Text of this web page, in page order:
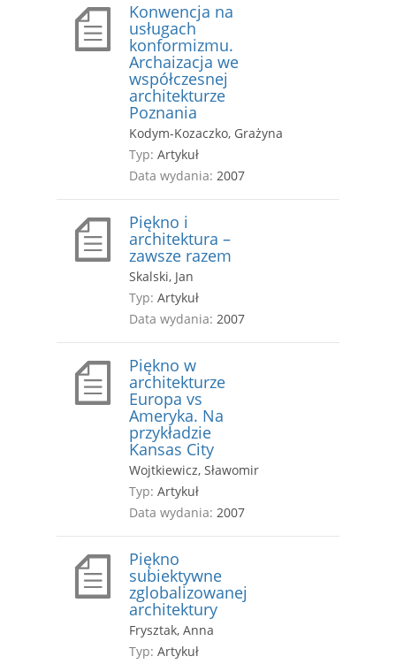
Konwencja na
usługach
konformizmu.
Archaizacja we
współczesnej
architekturze
Poznania
Kodym-Kozaczko, Grażyna
Typ: Artykuł
Data wydania: 2007
Piękno i
architektura –
zawsze razem
Skalski, Jan
Typ: Artykuł
Data wydania: 2007
Piękno w
architekturze
Europa vs
Ameryka. Na
przykładzie
Kansas City
Wojtkiewicz, Sławomir
Typ: Artykuł
Data wydania: 2007
Piękno
subiektywne
zglobalizowanej
architektury
Frysztak, Anna
Typ: Artykuł